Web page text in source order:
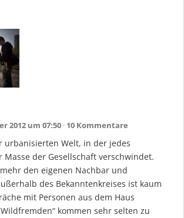
2012 um 07:50 10 Kommentare
urbanisierten Welt, in der jedes
der Gesellschaft verschwindet.
den eigenen Nachbar und
des Bekanntenkreises ist kaum
mit Personen aus dem Haus
kommen sehr selten zu